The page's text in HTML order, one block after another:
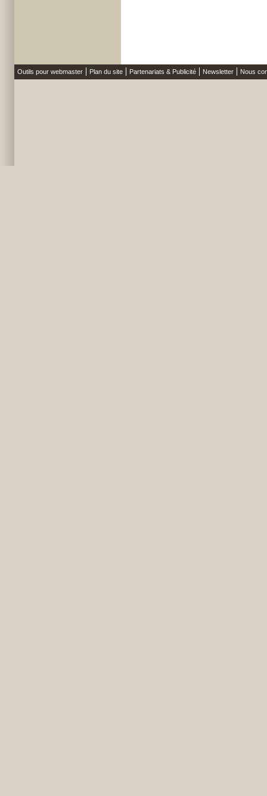
Outils pour webmaster Plan du site Partenariats & Publicité Newsletter Nous